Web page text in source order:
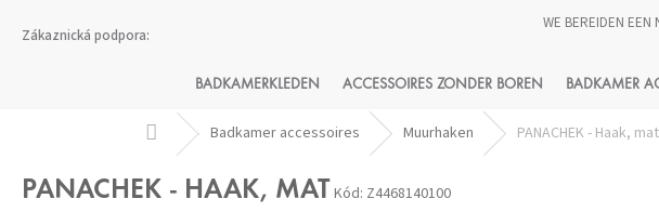
WE BEREIDEN EEN
BADKAMERKLEDEN ACCESSOIRES ZONDER BOREN BADKAMER
Domů Badkamer accessoires Muurhaken PANACHEK - Haak, mat
PANACHEK - HAAK, MAT Kód: Z4468140100